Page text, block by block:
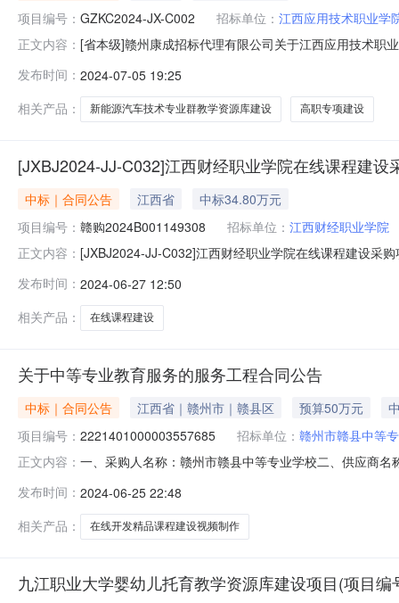
项目编号： GZKC2024-JX-C002 招标单位： 江西应用技术职业学
正文内容： [省本级]赣州康成招标代理有限公司关于江西应用技术职
C002二、项目名称：新能源汽车技术专业群教学资源库
172770
发布时间： 2024-07-05 19:25
相关产品：
新能源汽车技术专业群教学资源库建设 高职专项建设
[JXBJ2024-JJ-C032]江西财经职业学院在线课程建设
中标｜合同公告 江西省
中标34.80万元
项目编号： 赣购2024B001149308 招标单位： 江西财经职业学院
正文内容： [JXBJ2024-JJ-C032]江西财经职业学院在线课程建设采
址：江西省九江市八里湖新区八里湖大道216号联系方式
发布时间： 2024-06-27 12:50
相关产品：
在线课程建设
关于中等专业教育服务的服务工程合同公告
中标｜合同公告 江西省｜赣州市｜赣县区 预算50万元
项目编号： 2221401000003557685 招标单位： 赣州市赣县中等
正文内容： 一、采购人名称：赣州市赣县中等专业学校二、供应商
频制作项1.00499980499980服务要求或标的基本概况：
发布时间： 2024-06-25 22:48
相关产品：
在线开发精品课程建设视频制作
九江职业大学婴幼儿托育教学资源库建设项目(项目